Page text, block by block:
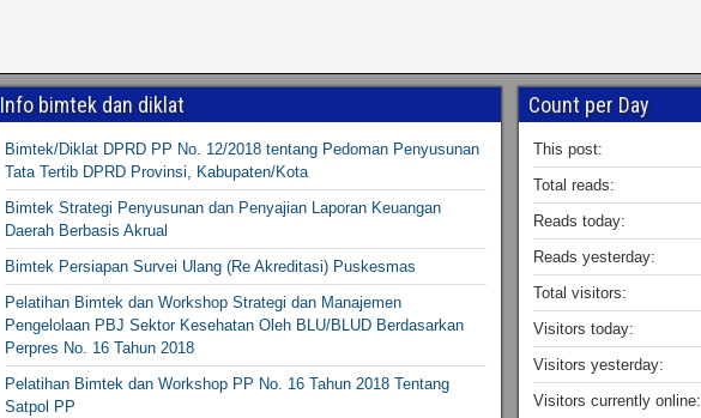
Info bimtek dan diklat
Bimtek/Diklat DPRD PP No. 12/2018 tentang Pedoman Penyusunan
Tata Tertib DPRD Provinsi, Kabupaten/Kota
Bimtek Strategi Penyusunan dan Penyajian Laporan Keuangan
Daerah Berbasis Akrual
Bimtek Persiapan Survei Ulang (Re Akreditasi) Puskesmas
Pelatihan Bimtek dan Workshop Strategi dan Manajemen
Pengelolaan PBJ Sektor Kesehatan Oleh BLU/BLUD Berdasarkan
Perpres No. 16 Tahun 2018
Pelatihan Bimtek dan Workshop PP No. 16 Tahun 2018 Tentang
Satpol PP
Count per Day
This post:
Total reads:
Reads today:
Reads yesterday:
Total visitors:
Visitors today:
Visitors yesterday:
Visitors currently online: